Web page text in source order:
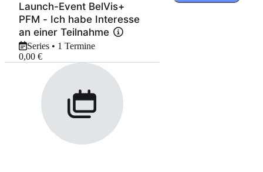
Launch-Event BelVis+
PFM - Ich habe Interesse
an einer Teilnahme
Series • 1 Termine
0,00 €